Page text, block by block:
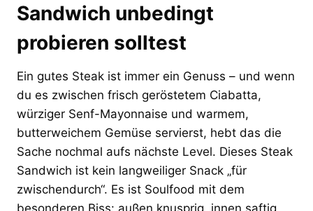
Sandwich unbedingt
probieren solltest
Ein gutes Steak ist immer ein Genuss – und wenn
du es zwischen frisch geröstetem Ciabatta,
würziger Senf-Mayonnaise und warmem,
butterweichem Gemüse servierst, hebt das die
Sache nochmal aufs nächste Level. Dieses Steak
Sandwich ist kein langweiliger Snack „für
zwischendurch“. Es ist Soulfood mit dem
besonderen Biss: außen knusprig, innen saftig,